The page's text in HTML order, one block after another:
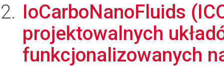
IoCarboNanoFluids
projektowalnych
funkcjonalizowanych